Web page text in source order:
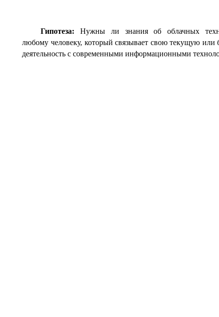
Гипотеза: Нужны ли знания об облачных
любому человеку, который связывает свою текущую или
деятельность с современными информационными